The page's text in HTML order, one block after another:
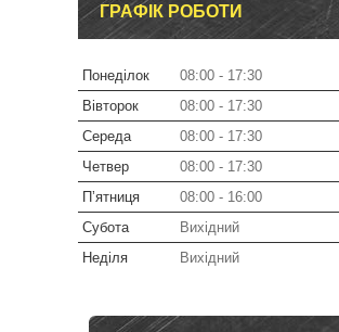
ГРАФІК РОБОТИ
Понеділок 08:00
17:30
Вівторок
08:00
17:30
Середа
08:00
17:30
Четвер
08:00
17:30
Пʼятниця
08:00
16:00
Субота
Вихідний
Неділя
Вихідний